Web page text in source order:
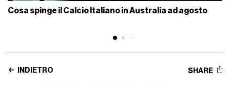
Cosa spinge il Calcio Italiano in Australia ad agosto
INDIETRO SHARE